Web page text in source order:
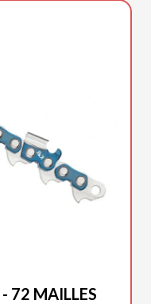
72 MAILLES